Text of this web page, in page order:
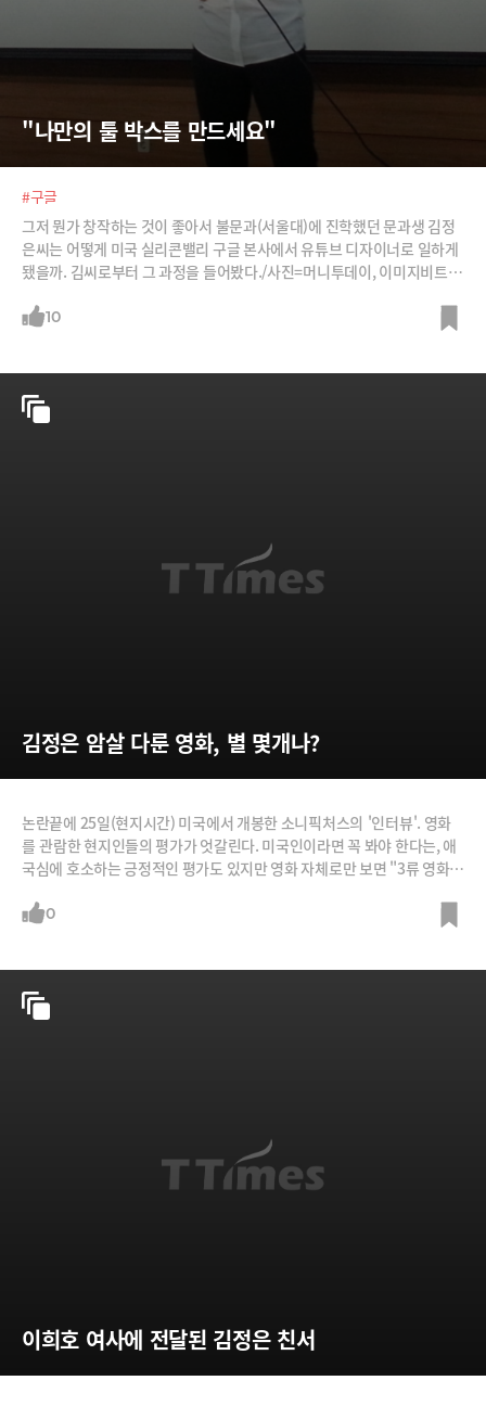
"나만의 툴 박스를 만드세요"
#구글
그저 뭔가 창작하는 것이 좋아서 불문과(서울대)에 진학했던 문과생 김정
은씨는 어떻게 미국 실리콘밸리 구글 본사에서 유튜브 디자이너로 일하게
됐을까. 김씨로부터 그 과정을 들어봤다./사진=머니투데이, 이미지비트,
10
김정은 암살 다룬 영화, 별 몇개나?
논란끝에 25일(현지시간) 미국에서 개봉한 소니픽처스의 '인터뷰'. 영화
를 관람한 현지인들의 평가가 엇갈린다. 미국인이라면 꼭 봐야 한다는, 애
국심에 호소하는 긍정적인 평가도 있지만 영화 자체로만 보면 "3류 영화에
이 등0
이희호 여사에 전달된 김정은 친서